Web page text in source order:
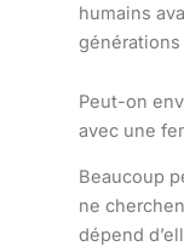
humains
Peut-on
avec une
Beaucoup
ne
dépend